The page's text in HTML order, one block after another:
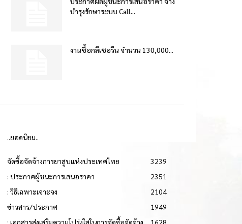
บำรุงรักษาระบบ Call...
งานซื้อกลีเซอรีน จำนวน 130,000...
..ยอดนิยม..
จัดซื้อจัดจ้างการยาสูบแห่งประเทศไทย
3239
: ประกาศผู้ชนะการเสนอราคา
2351
: วิธีเฉพาะเจาะจง
2104
ข่าวสาร/ประกาศ
1949
: เอกสารส่งเสริมความโปร่งใสในการจัดซื้อจัดจ้าง
1628